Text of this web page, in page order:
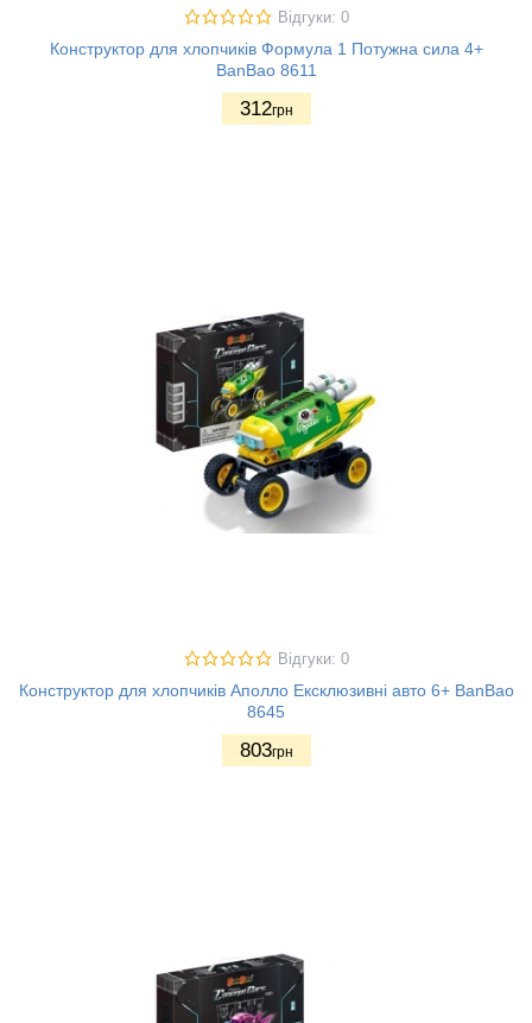
Відгуки: 0
Конструктор для хлопчиків Формула 1 Потужна сила 4+
BanBao 8611
312грн
Відгуки: 0
Конструктор для хлопчиків Аполло Ексклюзивні авто 6+ BanBao
8645
803грн